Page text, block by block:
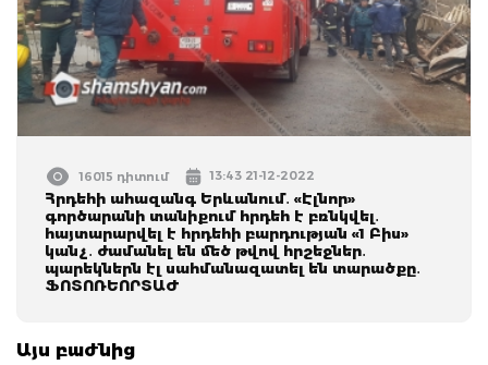
16015 դիտում 13:43 21-12-2022
Հրդեհի ահազանգ Երևանում․ «Էլնոր»
գործարանի տանիքում հրդեհ է բռնկվել․
հայտարարվել է հրդեհի բարդության «1 Բիս»
կանչ․ ժամանել են մեծ թվով հրշեջներ․
պարեկներն էլ սահմանազատել են տարածքը․
ՖՈՏՈՌԵՈՐՏԱԺ
Այս բաժնից